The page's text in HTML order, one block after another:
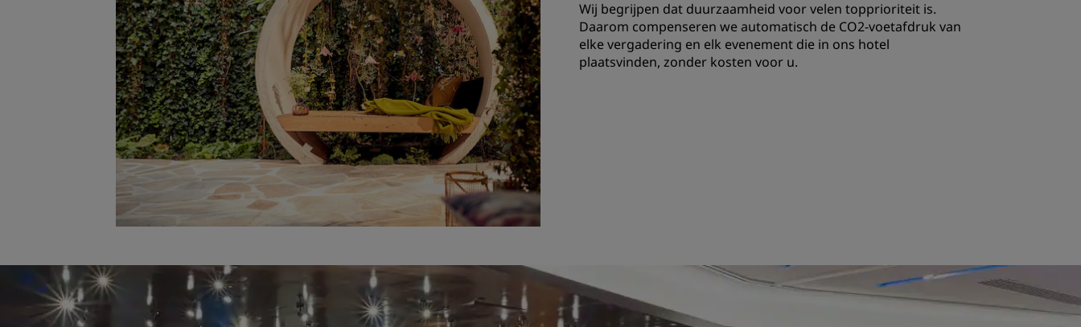
INSCHRIJVEN
Wij begrijpen dat duurzaamheid voor velen topprioriteit is.
Daarom compenseren we automatisch de CO2-voetafdruk van
elke vergadering en elk evenement die in ons hotel
plaatsvinden, zonder kosten voor u.